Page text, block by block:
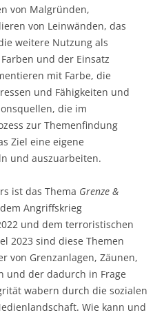
von Malgründen,
von Leinwänden, das
weitere Nutzung als
und der Einsatz
mit Farbe, die
und Fähigkeiten und
die im
zur Themenfindung
Ziel eine eigene
und auszuarbeiten.
ist das Thema Grenze &
Angriffskrieg
und dem terroristischen
2023 sind diese Themen
von Grenzanlagen, Zäunen,
und der dadurch in Frage
wabern durch die sozialen
Wie kann und